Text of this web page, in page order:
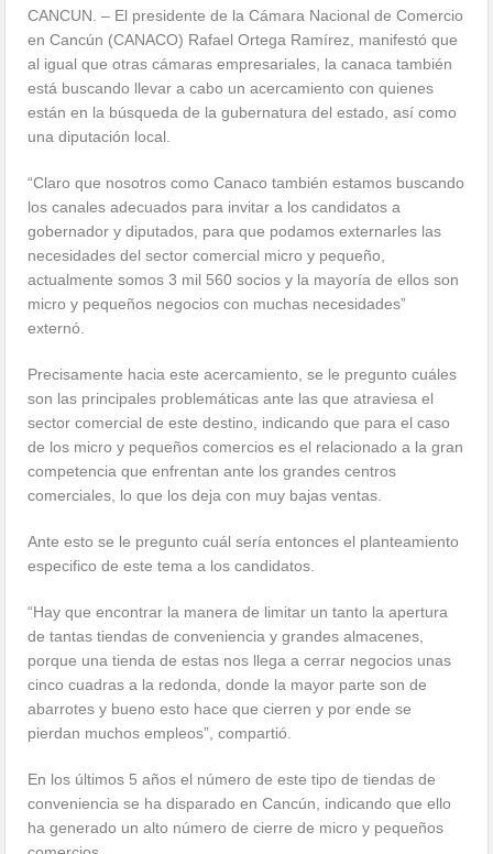
CANCUN. – El presidente de la Cámara Nacional de Comercio
en Cancún (CANACO) Rafael Ortega Ramírez, manifestó que
al igual que otras cámaras empresariales, la canaca también
está buscando llevar a cabo un acercamiento con quienes
están en la búsqueda de la gubernatura del estado, así como
una diputación local.
“Claro que nosotros como Canaco también estamos buscando
los canales adecuados para invitar a los candidatos a
gobernador y diputados, para que podamos externarles las
necesidades del sector comercial micro y pequeño,
actualmente somos 3 mil 560 socios y la mayoría de ellos son
micro y pequeños negocios con muchas necesidades”
externó.
Precisamente hacia este acercamiento, se le pregunto cuáles
son las principales problemáticas ante las que atraviesa el
sector comercial de este destino, indicando que para el caso
de los micro y pequeños comercios es el relacionado a la gran
competencia que enfrentan ante los grandes centros
comerciales, lo que los deja con muy bajas ventas.
Ante esto se le pregunto cuál sería entonces el planteamiento
especifico de este tema a los candidatos.
“Hay que encontrar la manera de limitar un tanto la apertura
de tantas tiendas de conveniencia y grandes almacenes,
porque una tienda de estas nos llega a cerrar negocios unas
cinco cuadras a la redonda, donde la mayor parte son de
abarrotes y bueno esto hace que cierren y por ende se
pierdan muchos empleos”, compartió.
En los últimos 5 años el número de este tipo de tiendas de
conveniencia se ha disparado en Cancún, indicando que ello
ha generado un alto número de cierre de micro y pequeños